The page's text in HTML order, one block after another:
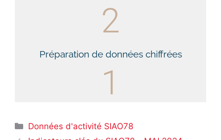
2
Préparation de données chiffrées
1
Données d'activité SIAO78